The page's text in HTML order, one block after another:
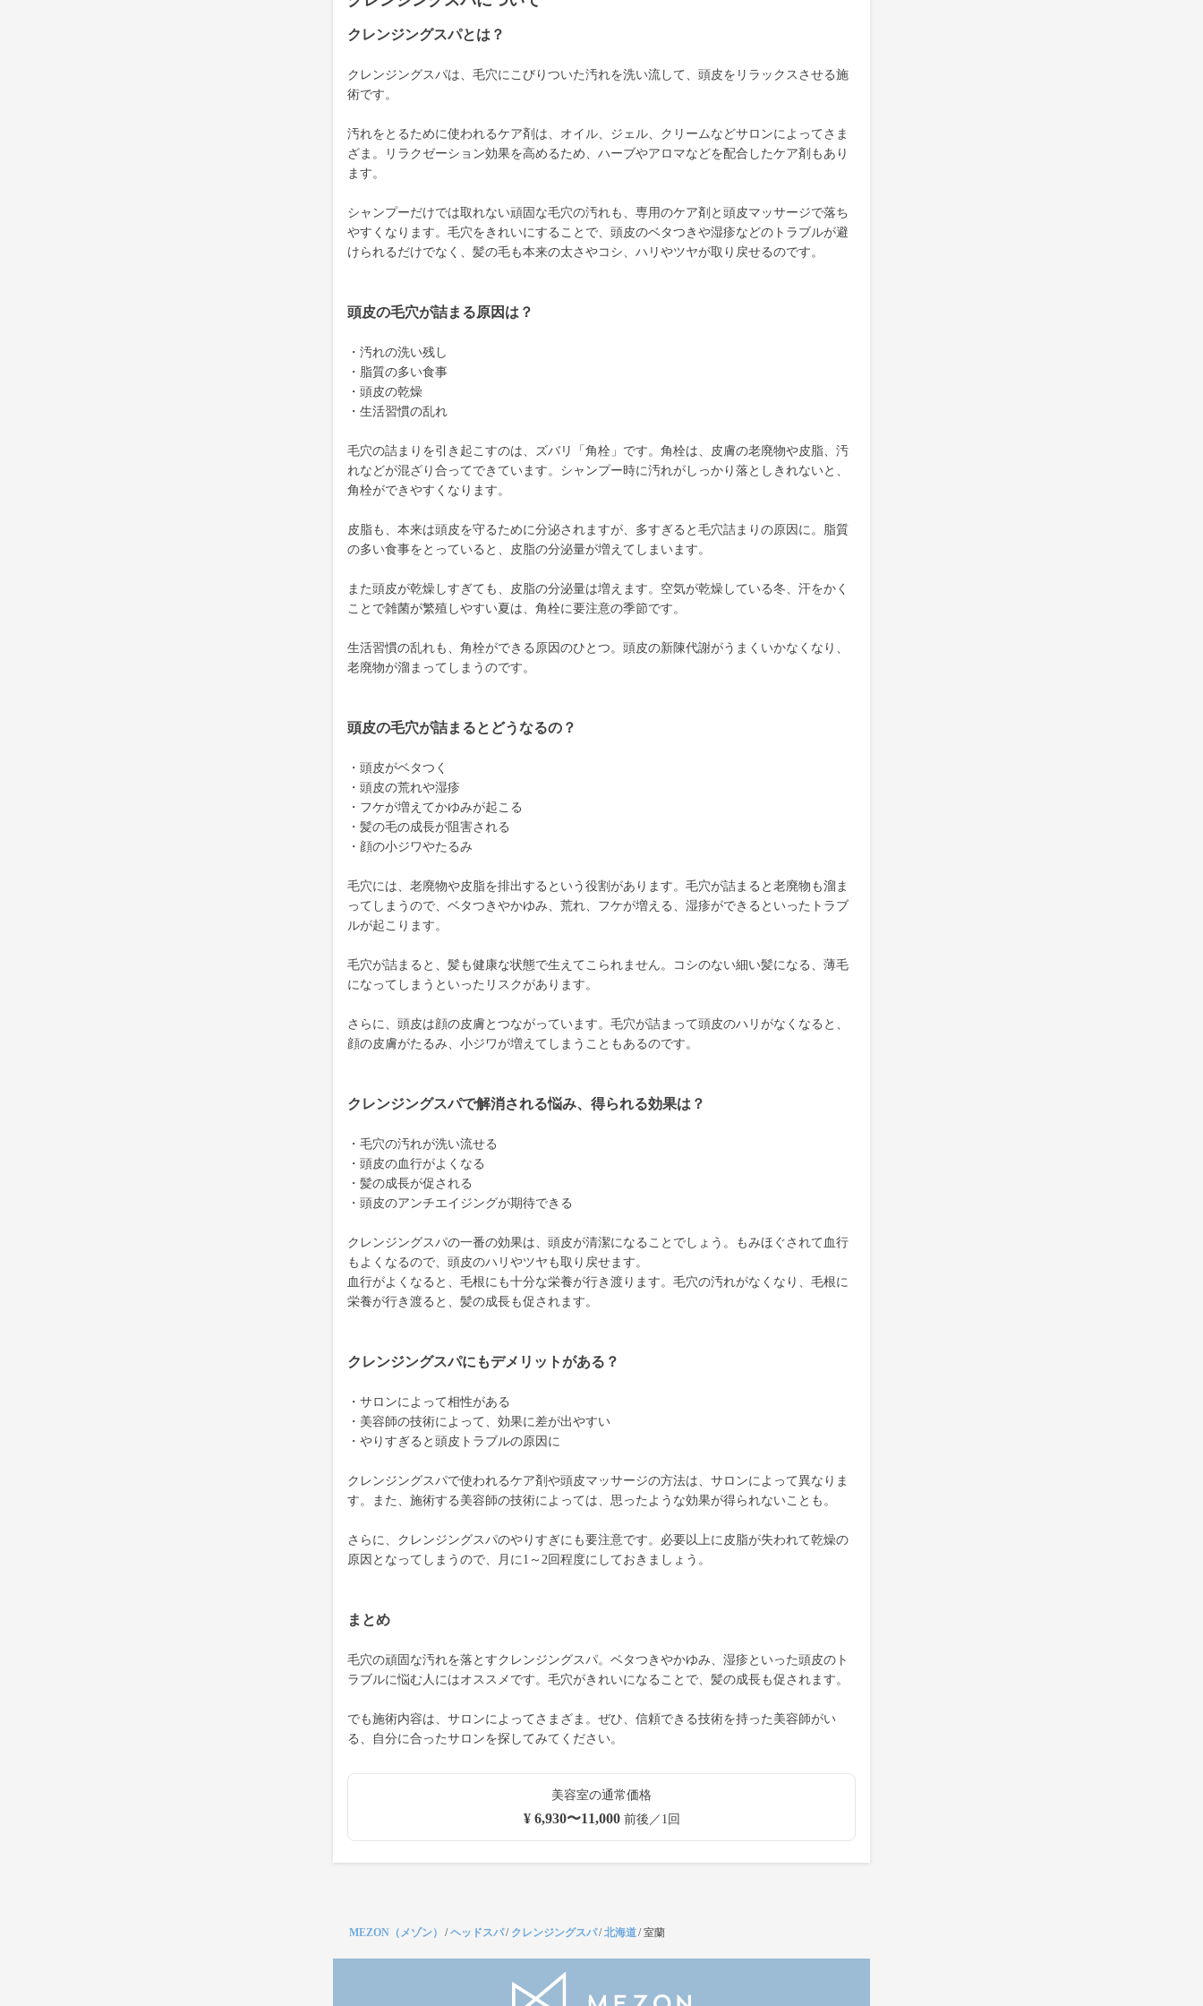
クレンジングスパとは？
クレンジングスパは、毛穴にこびりついた汚れを洗い流して、頭皮をリラックスさせる施
術です。
汚れをとるために使われるケア剤は、オイル、ジェル、クリームなどサロンによってさま
ざま。リラクゼーション効果を高めるため、ハーブやアロマなどを配合したケア剤もあり
ます。
シャンプーだけでは取れない頑固な毛穴の汚れも、専用のケア剤と頭皮マッサージで落ち
やすくなります。毛穴をきれいにすることで、頭皮のベタつきや湿疹などのトラブルが避
けられるだけでなく、髪の毛も本来の太さやコシ、ハリやツヤが取り戻せるのです。
頭皮の毛穴が詰まる原因は？
・汚れの洗い残し
・脂質の多い食事
・頭皮の乾燥
・生活習慣の乱れ
毛穴の詰まりを引き起こすのは、ズバリ「角栓」です。角栓は、皮膚の老廃物や皮脂、汚
れなどが混ざり合ってできています。シャンプー時に汚れがしっかり落としきれないと、
角栓ができやすくなります。
皮脂も、本来は頭皮を守るために分泌されますが、多すぎると毛穴詰まりの原因に。脂質
の多い食事をとっていると、皮脂の分泌量が増えてしまいます。
また頭皮が乾燥しすぎても、皮脂の分泌量は増えます。空気が乾燥している冬、汗をかく
ことで雑菌が繁殖しやすい夏は、角栓に要注意の季節です。
生活習慣の乱れも、角栓ができる原因のひとつ。頭皮の新陳代謝がうまくいかなくなり、
老廃物が溜まってしまうのです。
頭皮の毛穴が詰まるとどうなるの？
・頭皮がベタつく
・頭皮の荒れや湿疹
・フケが増えてかゆみが起こる
・髪の毛の成長が阻害される
・顔の小ジワやたるみ
毛穴には、老廃物や皮脂を排出するという役割があります。毛穴が詰まると老廃物も溜ま
ってしまうので、ベタつきやかゆみ、荒れ、フケが増える、湿疹ができるといったトラブ
ルが起こります。
毛穴が詰まると、髪も健康な状態で生えてこられません。コシのない細い髪になる、薄毛
になってしまうといったリスクがあります。
さらに、頭皮は顔の皮膚とつながっています。毛穴が詰まって頭皮のハリがなくなると、
顔の皮膚がたるみ、小ジワが増えてしまうこともあるのです。
クレンジングスパで解消される悩み、得られる効果は？
・毛穴の汚れが洗い流せる
・頭皮の血行がよくなる
・髪の成長が促される
・頭皮のアンチエイジングが期待できる
クレンジングスパの一番の効果は、頭皮が清潔になることでしょう。もみほぐされて血行
もよくなるので、頭皮のハリやツヤも取り戻せます。
血行がよくなると、毛根にも十分な栄養が行き渡ります。毛穴の汚れがなくなり、毛根に
栄養が行き渡ると、髪の成長も促されます。
クレンジングスパにもデメリットがある？
・サロンによって相性がある
・美容師の技術によって、効果に差が出やすい
・やりすぎると頭皮トラブルの原因に
クレンジングスパで使われるケア剤や頭皮マッサージの方法は、サロンによって異なりま
す。また、施術する美容師の技術によっては、思ったような効果が得られないことも。
さらに、クレンジングスパのやりすぎにも要注意です。必要以上に皮脂が失われて乾燥の
原因となってしまうので、月に1～2回程度にしておきましょう。
まとめ
毛穴の頑固な汚れを落とすクレンジングスパ。ベタつきやかゆみ、湿疹といった頭皮のト
ラブルに悩む人にはオススメです。毛穴がきれいになることで、髪の成長も促されます。
でも施術内容は、サロンによってさまざま。ぜひ、信頼できる技術を持った美容師がい
る、自分に合ったサロンを探してみてください。
美容室の通常価格
¥ 6,930〜11,000前後／1回
MEZON（メゾン） /ヘッドスパ/ クレンジングスパ/北海道/室蘭